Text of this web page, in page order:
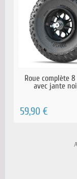
EN STOCK
Roue complète
avec jante
59,90 €